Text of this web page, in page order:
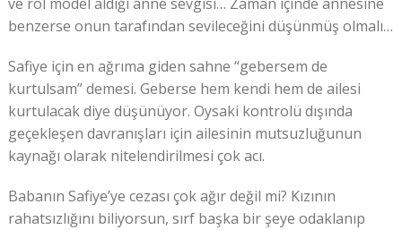
benzerse onun tarafından sevileceğini düşünmüş olmalı…
Safiye için en ağrıma giden sahne “gebersem de
kurtulsam” demesi. Geberse hem kendi hem de ailesi
kurtulacak diye düşünüyor. Oysaki kontrolü dışında
geçekleşen davranışları için ailesinin mutsuzluğunun
kaynağı olarak nitelendirilmesi çok acı.
Babanın Safiye’ye cezası çok ağır değil mi? Kızının
rahatsızlığını biliyorsun, sırf başka bir şeye odaklanıp